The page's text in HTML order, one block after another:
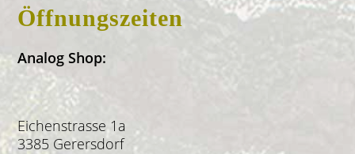
Öffnungszeiten
Analog Shop:
Eichenstrasse 1a
3385 Gerersdorf